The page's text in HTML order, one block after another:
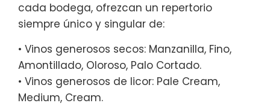
cada bodega, ofrezcan un repertorio
siempre único y singular de:
• Vinos generosos secos: Manzanilla, Fino,
Amontillado, Oloroso, Palo Cortado.
• Vinos generosos de licor: Pale Cream,
Medium, Cream.